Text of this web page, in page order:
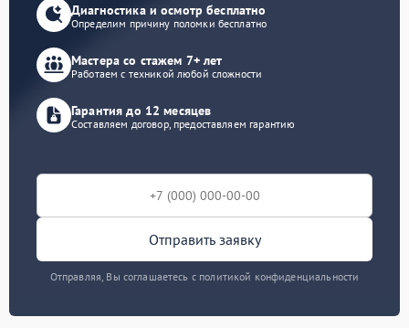
Диагностика и осмотр бесплатно
Определим причину поломки бесплатно
Мастера со стажем 7+ лет
Работаем с техникой любой сложности
Гарантия до 12 месяцев
Составляем договор, предоставляем гарантию
Отправить заявку
Отправляя, Вы соглашаетесь с политикой конфиденциальности